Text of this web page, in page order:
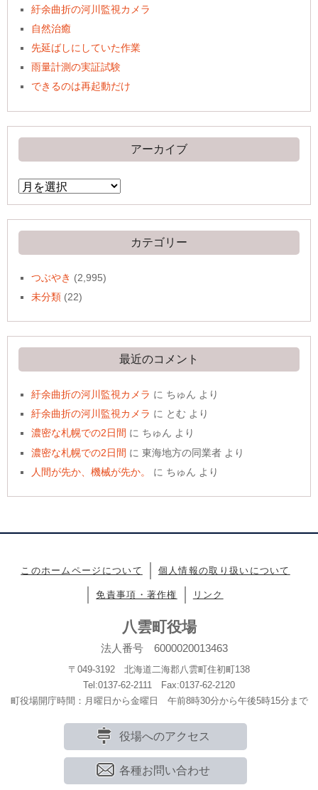
紆余曲折の河川監視カメラ
自然治癒
先延ばしにしていた作業
雨量計測の実証試験
できるのは再起動だけ
アーカイブ
ア
ー
イ
ブ
カテゴリー
つぶやき (2,995)
未分類 (22)
最近のコメント
紆余曲折の河川監視カメラ に ちゅん より
紆余曲折の河川監視カメラ に とむ より
濃密な札幌での2日間 に ちゅん より
濃密な札幌での2日間 に東海地方の同業者 より
人間が先か、機械が先か。
に ちゅん より
このホームページについて 個人情報の取り扱いについて
免責事項・著作権 リンク
八雲町役場
法人番号 6000020013463
〒049-3192 北海道二海郡八雲町住初町138
Tel:0137-62-2111 Fax:0137-62-2120
町役場開庁時間：月曜日から金曜日 午前8時30分から午後5時15分まで
役場へのアクセス
各種お問い合わせ